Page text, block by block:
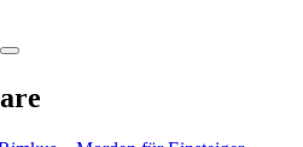
Suchen